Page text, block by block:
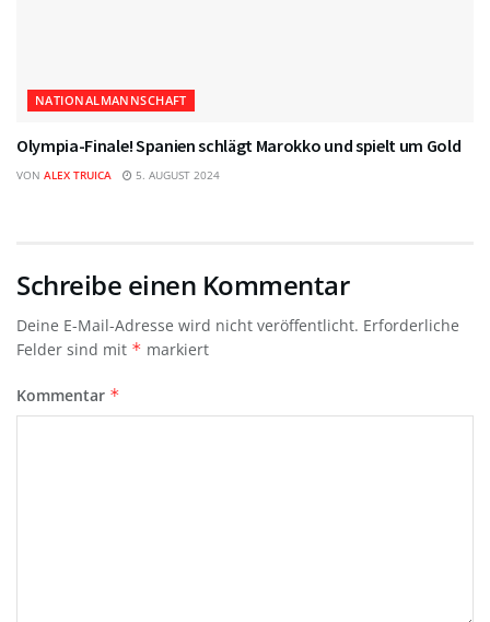
NATIONALMANNSCHAFT
Olympia-Finale! Spanien schlägt Marokko und spielt um Gold
VON ALEX TRUICA 5. AUGUST 2024
Schreibe einen Kommentar
Deine E-Mail-Adresse wird nicht veröffentlicht. Erforderliche
Felder sind mit * markiert
Kommentar *